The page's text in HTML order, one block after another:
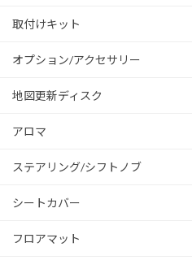
取付けキット
オプション/アクセサリー
地図更新ディスク
アロマ
ステアリング/シフトノブ
シートカバー
フロアマット